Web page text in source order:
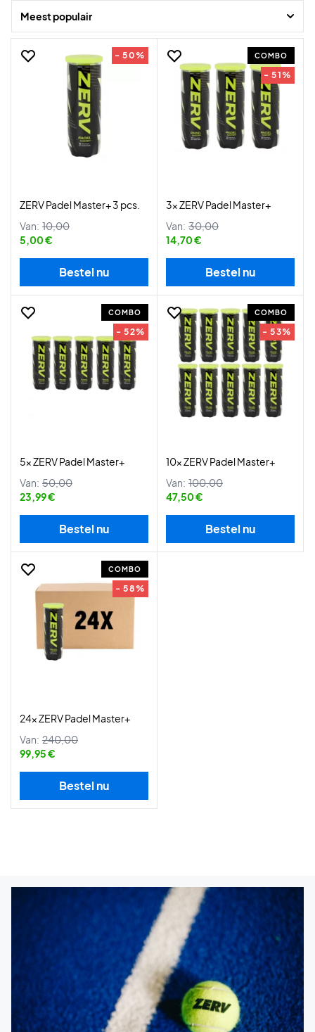
Meest populair
- 50%
ZERV Padel Master+ 3 pcs.
Van: 10,00
5,00 €
Bestel nu
COMBO
- 51%
3x ZERV Padel Master+
Van: 30,00
14,70 €
Bestel nu
COMBO
- 52%
5x ZERV Padel Master+
Van: 50,00
23,99 €
Bestel nu
COMBO
- 53%
10x ZERV Padel Master+
Van: 100,00
47,50 €
Bestel nu
COMBO
- 58%
24x ZERV Padel Master+
Van: 240,00
99,95 €
Bestel nu